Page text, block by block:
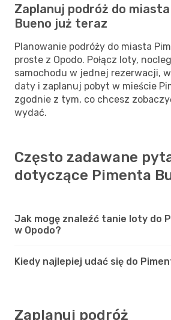
Zaplanuj podróż do
Bueno już teraz
Planowanie podróży do miasta
proste z Opodo. Połącz loty,
samochodu w jednej rezerwacji,
daty i zaplanuj pobyt w mieście
zgodnie z tym, co chcesz
wydać.
Często zadawane
dotyczące Pimenta
Jak mogę znaleźć tanie loty do
w Opodo?
Kiedy najlepiej udać się do
Zaplanuj podróż